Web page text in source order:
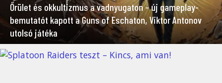
Őrület és okkultizmus a vadnyugaton – új gameplay-
bemutatót kapott a Guns of Eschaton, Viktor Antonov
utolsó játéka